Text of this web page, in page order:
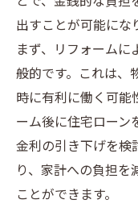
出すことが可能にな
まず、リフォーム
般的です。これは、
時に有利に働く可能
ーム後に住宅ローン
金利の引き下げを検
り、家計への負担
ことができます。